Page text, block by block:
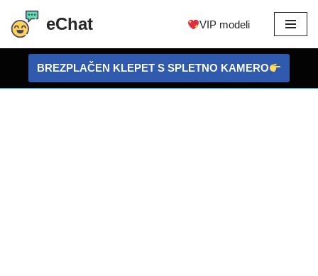
Preskoči
vsebino
eChat VIP modeli
BREZPLAČEN KLEPET S SPLETNO KAMERO